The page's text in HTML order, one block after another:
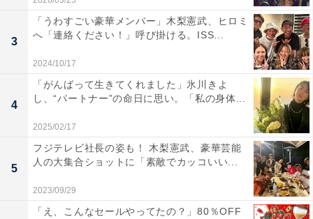
3
「うわすごい豪華メンバー」木梨憲武、ヒロミ
へ「連絡ください！」呼び掛ける。ISS...
2024/10/17
4
「がんばって生きてくれました」氷川きよ
し、“パートナー”の命日に思い。「私の身体...
2025/02/17
5
フジテレビ社長の姿も！ 木梨憲武、豪華芸能
人の大集合ショットに「素敵でカッコいい...
2023/09/29
「え、こんなセールやってたの？」80％OFF